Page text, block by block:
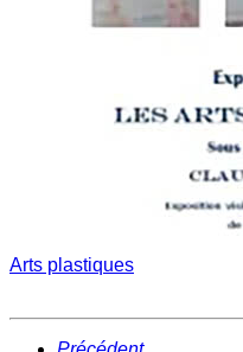
Arts plastiques